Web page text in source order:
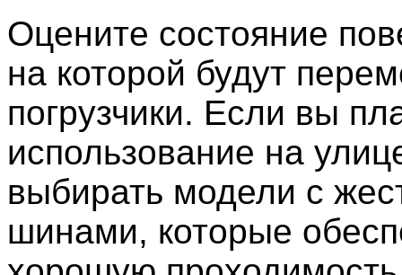
Оцените состояние
на которой будут
погрузчики. Если вы
использование на
выбирать модели с
шинами, которые